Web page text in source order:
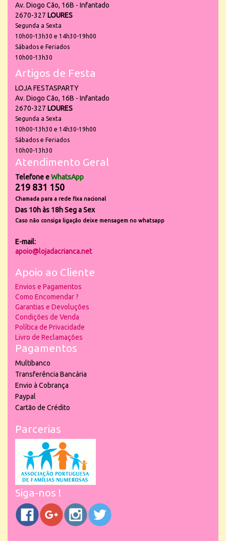
Av. Diogo Cão, 16B - Infantado
2670-327 LOURES
Segunda a Sexta
10h00-13h30 e 14h30-19h00
Sábados e Feriados
10h00-13h30
Artigos de Festa
LOJA FESTASPARTY
Av. Diogo Cão, 16B - Infantado
2670-327 LOURES
Segunda a Sexta
10h00-13h30 e 14h30-19h00
Sábados e Feriados
10h00-13h30
Atendimento Geral
Telefone eWhatsApp
219 831 150
Chamada para a rede fixa nacional
Das 10h às 18h Seg a Sex
Caso não consiga ligação deixe mensagem no whatsapp
E-mail:
apoio@lojadacrianca.net
Apoio ao Cliente
Envios e Pagamentos
Como Encomendar ?
Garantias e Devoluções
Condições de Venda
Política de Privacidade
Livro de Reclamações
Pagamentos
Multibanco
Transferência Bancária
Envio à Cobrança
Paypal
Cartão de Crédito
Parcerias
Siga-nos !